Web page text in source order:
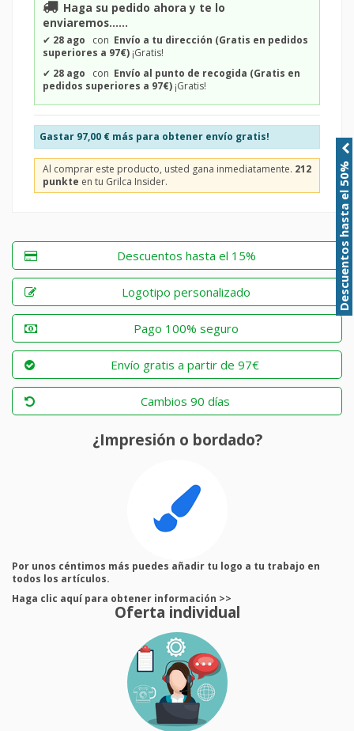
Haga su pedido ahora y te lo
enviaremos......
✔ 28 ago con Envío a tu dirección (Gratis en pedidos
superiores a 97€) ¡Gratis!
✔ 28 ago con Envío al punto de recogida (Gratis en
pedidos superiores a 97€) ¡Gratis!
Gastar 97,00 € más para obtener envío gratis!
Al comprar este producto, usted gana inmediatamente. 212
punkte en tu Grilca Insider.
Descuentos hasta el 15%
Logotipo personalizado
Pago 100% seguro
Envío gratis a partir de 97€
Cambios 90 días
¿Impresión o bordado?
Por unos céntimos más puedes añadir tu logo a tu trabajo en
todos los artículos.
Haga clic aquí para obtener información >>
Oferta individual
Descuentos hasta el 50%